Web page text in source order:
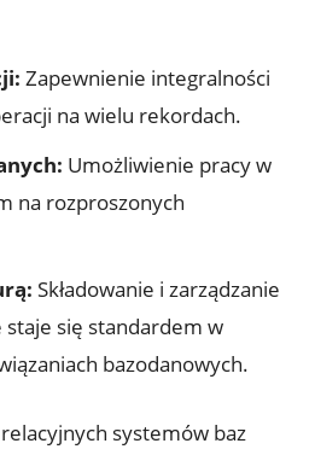
Zapewnienie integralności
na wielu rekordach.
Umożliwienie ⁤pracy w
na‍ rozproszonych
Składowanie ⁢i zarządzanie
się​ standardem w
bazodanowych.
systemów ⁣baz